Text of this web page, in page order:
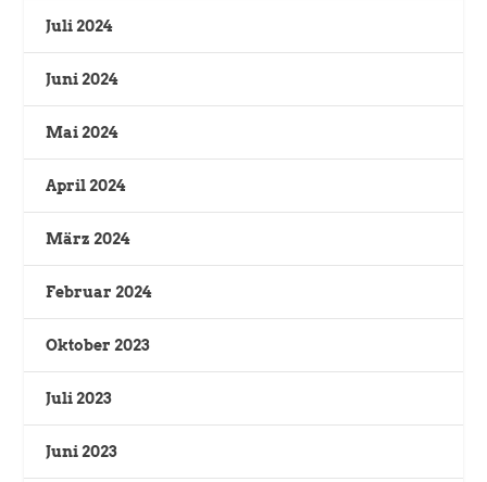
Juli 2024
Juni 2024
Mai 2024
April 2024
März 2024
Februar 2024
Oktober 2023
Juli 2023
Juni 2023